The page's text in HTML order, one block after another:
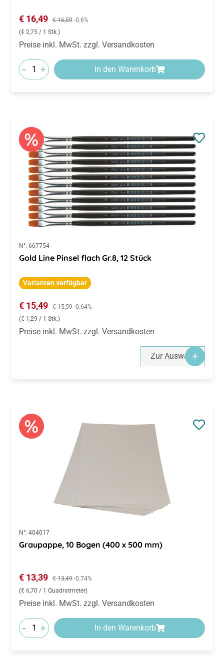
Verkaufspreis:
€ 16,49 Regulärer Preis:
€ 16,59 -0.6%
(€ 2,75 / 1 Stk.)
Preise inkl. MwSt. zzgl. Versandkosten
- + In den Warenkorb
N°: 667754
Gold Line Pinsel flach Gr.8, 12 Stück
Varianten verfügbar
Verkaufspreis:
€ 15,49 Regulärer Preis:
€ 15,59 -0.64%
(€ 1,29 / 1 Stk.)
Preise inkl. MwSt. zzgl. Versandkosten
Zur Auswahl
N°: 404017
Graupappe, 10 Bogen (400 x 500 mm)
Verkaufspreis:
€ 13,39 Regulärer Preis:
€ 13,49 -0.74%
(€ 6,70 / 1 Quadratmeter)
Preise inkl. MwSt. zzgl. Versandkosten
- + In den Warenkorb